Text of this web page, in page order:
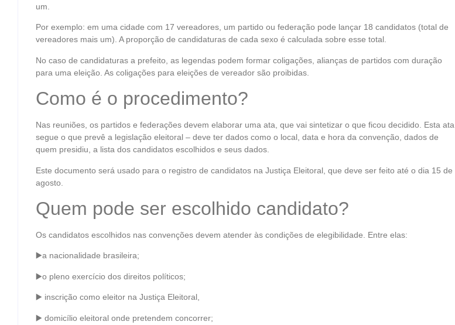
um.
Por exemplo: em uma cidade com 17 vereadores, um partido ou federação pode lançar 18 candidatos (total de
vereadores mais um). A proporção de candidaturas de cada sexo é calculada sobre esse total.
No caso de candidaturas a prefeito, as legendas podem formar coligações, alianças de partidos com duração
para uma eleição. As coligações para eleições de vereador são proibidas.
Como é o procedimento?
Nas reuniões, os partidos e federações devem elaborar uma ata, que vai sintetizar o que ficou decidido. Esta ata
segue o que prevê a legislação eleitoral – deve ter dados como o local, data e hora da convenção, dados de
quem presidiu, a lista dos candidatos escolhidos e seus dados.
Este documento será usado para o registro de candidatos na Justiça Eleitoral, que deve ser feito até o dia 15 de
agosto.
Quem pode ser escolhido candidato?
Os candidatos escolhidos nas convenções devem atender às condições de elegibilidade. Entre elas:
▶️a nacionalidade brasileira;
▶️o pleno exercício dos direitos políticos;
▶️ inscrição como eleitor na Justiça Eleitoral,
▶️ domicílio eleitoral onde pretendem concorrer;